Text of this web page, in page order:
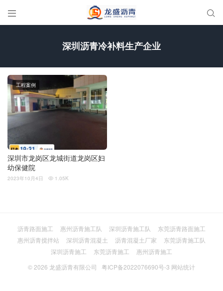
 
深圳沥青冷补料生产企业
深圳市龙岗区龙城街道龙岗区妇
幼保健院
工程案例
2023年10月4日  1.05K
沥青路面施工 惠州沥青施工队 深圳沥青施工队
东莞沥青路面施工
惠州沥青搅拌站
深圳沥青混凝土 沥青混凝土厂家
东莞沥青施工队
深圳沥青施工
东莞沥青施工
惠州沥青施工
© 2026 龙盛沥青有限公司 粤ICP备2022076690号-3 网站统计